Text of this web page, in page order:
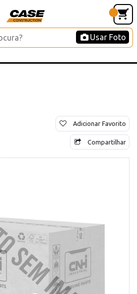
Usar Foto
Adicionar Favorito
Compartilhar